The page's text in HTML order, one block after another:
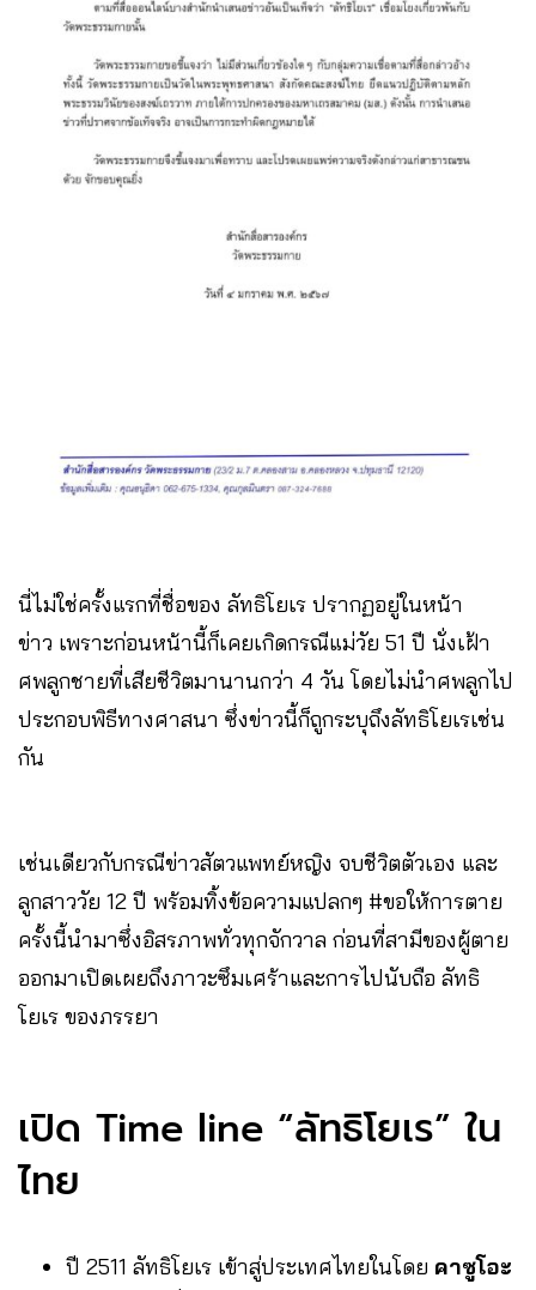
นี่ไม่ใช่ครั้งแรกที่ชื่อของ ลัทธิโยเร ปรากฏอยู่ในหน้า
ข่าว เพราะก่อนหน้านี้ก็เคยเกิดกรณีแม่วัย 51 ปี นั่งเฝ้า
ศพลูกชายที่เสียชีวิตมานานกว่า 4 วัน โดยไม่นำศพลูกไป
ประกอบพิธีทางศาสนา ซึ่งข่าวนี้ก็ถูกระบุถึงลัทธิโยเรเช่น
กัน
เช่นเดียวกับกรณีข่าวสัตวแพทย์หญิง จบชีวิตตัวเอง และ
ลูกสาววัย 12 ปี พร้อมทิ้งข้อความแปลกๆ #ขอให้การตาย
ครั้งนี้นำมาซึ่งอิสรภาพทั่วทุกจักวาล ก่อนที่สามีของผู้ตาย
ออกมาเปิดเผยถึงภาวะซึมเศร้าและการไปนับถือ ลัทธิ
โยเร ของภรรยา
เปิด Time line “ลัทธิโยเร” ใน
ไทย
ปี 2511 ลัทธิโยเร เข้าสู่ประเทศไทยในโดย คาซูโอะ